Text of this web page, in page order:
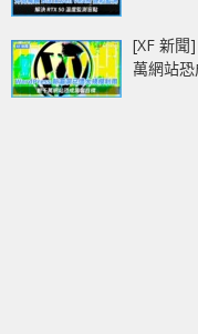
[XF 新
萬網站